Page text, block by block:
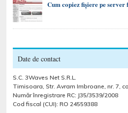
Cum copiez fișiere pe
Date de contact
S.C. 3Waves Net S.R.L.
Timisoara, Str. Avram Imbroane, nr. 7,
Număr înregistrare RC: J35/3539/2008
Cod fiscal (CUI): RO 24559388